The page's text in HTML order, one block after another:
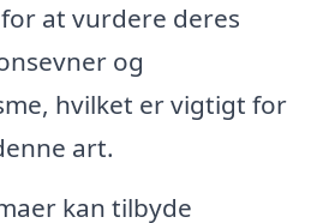
at vurdere deres
og
hvilket er vigtigt for
art.
kan tilbyde